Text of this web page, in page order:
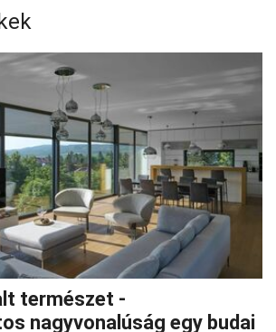
természet -
nagyvonalúság egy budai